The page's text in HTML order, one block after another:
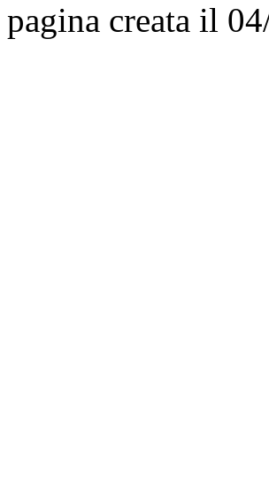
pagina creata il